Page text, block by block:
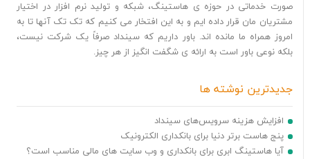
صورت خدماتی در حوزه ی هاستینگ، شبکه و تولید نرم افزار در اختیار
مشتریان مان قرار داده ایم و به این افتخار می کنیم که تک تک آنها تا به
امروز همراه ما مانده اند. باور داریم که سینداد صرفاً یک شرکت نیست،
بلکه نوعی باور است به ارائه ی شگفت انگیز از هر چیز.
جدیدترین نوشته ها
افزایش هزینه سرویس‌های سینداد
پنج هاست برتر دنیا برای بانکداری الکترونیک
آیا هاستینگ ابری برای بانکداری و وب سایت های مالی مناسب است؟